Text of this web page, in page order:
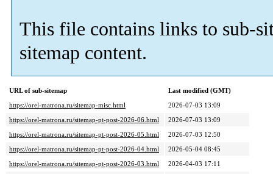
This file contains links to sub-
sitemap content.
URL of sub-sitemap
Last modified (GMT)
https://orel-matrona.ru/sitemap-misc.html
2026-07-03 13:09
https://orel-matrona.ru/sitemap-pt-post-2026-06.html
2026-07-03 13:09
https://orel-matrona.ru/sitemap-pt-post-2026-05.html
2026-07-03 12:50
https://orel-matrona.ru/sitemap-pt-post-2026-04.html
2026-05-04 08:45
https://orel-matrona.ru/sitemap-pt-post-2026-03.html
2026-04-03 17:11